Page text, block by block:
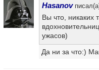
Hasanov
Вы что, никаких
ужасов)
Да ни за что:)